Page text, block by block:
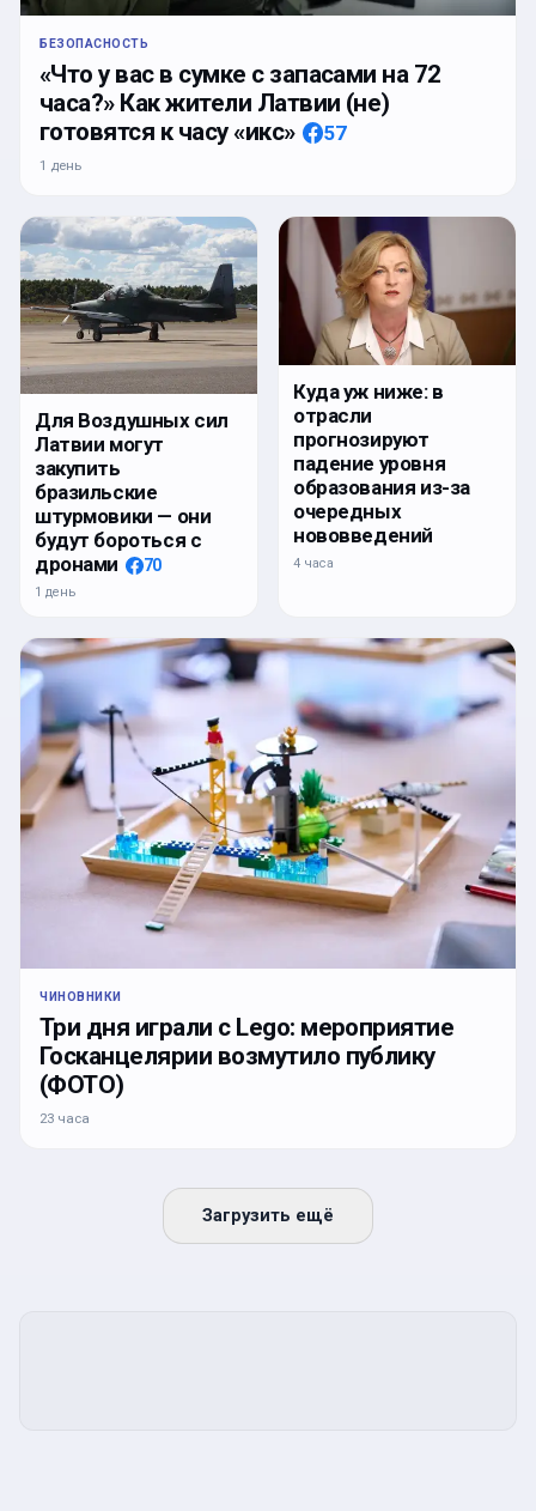
БЕЗОПАСНОСТЬ
«Что у вас в сумке с запасами на 72
часа?» Как жители Латвии (не)
готовятся к часу «икс»
57
1 день
Для Воздушных сил
Латвии могут
закупить
бразильские
штурмовики — они
будут бороться с
дронами
70
1 день
Куда уж ниже: в
отрасли
прогнозируют
падение уровня
образования из-за
очередных
нововведений
4 часа
ЧИНОВНИКИ
Три дня играли с Lego: мероприятие
Госканцелярии возмутило публику
(ФОТО)
23 часа
Загрузить ещё